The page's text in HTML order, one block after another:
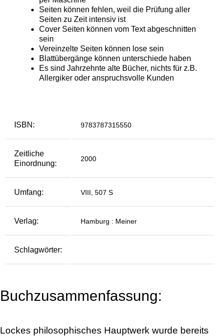
ISBN: 9783787315550
Zeitliche
Einordnung:
2000
Umfang: VIII, 507 S
Verlag: Hamburg : Meiner
Schlagwörter:
Buchzusammenfassung:
Lockes philosophisches Hauptwerk wurde bereits